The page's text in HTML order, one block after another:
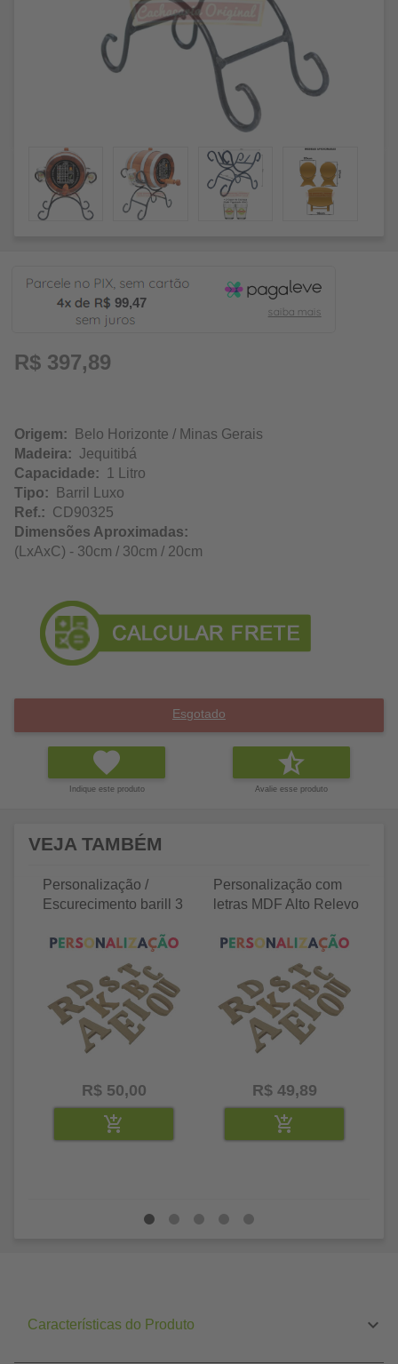
99,47
R$ 397,89
Origem: Belo Horizonte / Minas Gerais
Madeira: Jequitibá
Capacidade: 1 Litro
Tipo: Barril Luxo
Ref.: CD90325
Dimensões Aproximadas:
(LxAxC) - 30cm / 30cm / 20cm
Esgotado
Indique este produto Avalie esse produto
VEJA TAMBÉM
Personalização /
Escurecimento barill 3
R$ 50,00
Personalização com
letras MDF Alto Relevo
R$ 49,89
Características do Produto